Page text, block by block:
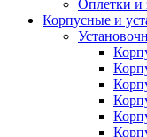
Оплетки и
Корпусные и